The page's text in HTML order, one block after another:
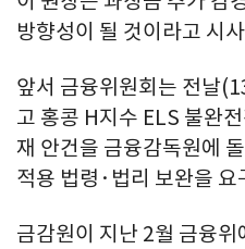
방향성이 될 것이라고 시
앞서 금융위원회는 전날
고 홍콩 H지수 ELS 불완
재 안건을 금융감독원에
적용 법령·법리 보완을 요
금감원이 지난 2월 금융